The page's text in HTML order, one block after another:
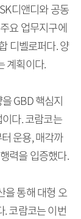
디앤디와 공동
요 업무지구에
디벨로퍼다. 양
계획이다.
GBD 핵심지
다. 코람코는
운용, 매각까
력을 입증했다.
을 통해 대형 오
. 코람코는 이번